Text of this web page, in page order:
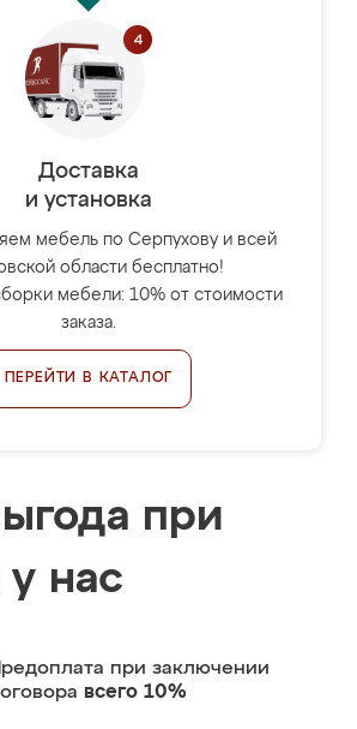
Доставка
и установка
мебель по Серпухову и всей
области бесплатно!
мебели: 10% от стоимости
заказа.
ПЕРЕЙТИ В КАТАЛОГ
при
у нас
при заключении
всего 10%